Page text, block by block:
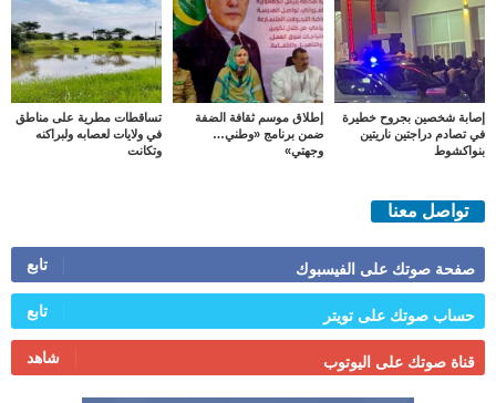
إصابة شخصين بجروح خطيرة
في تصادم دراجتين ناريتين
بنواكشوط
إطلاق موسم ثقافة الضفة
ضمن برنامج «وطني…
وجهتي»
تساقطات مطرية على مناطق
في ولايات لعصابه ولبراكنه
وتكانت
تواصل معنا
صفحة صوتك على الفيسبوك تابع
حساب صوتك على تويتر تابع
قناة صوتك على اليوتوب شاهد